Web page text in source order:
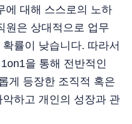
에 대해 스스로의 노하
원은 상대적으로 업무
률이 낮습니다. 따라서
을 통해 전반적인
게 등장한 조직적 혹은
하고 개인의 성장과 관